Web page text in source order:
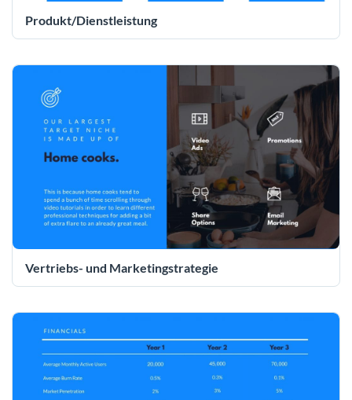
Produkt/Dienstleistung
Vertriebs- und Marketingstrategie